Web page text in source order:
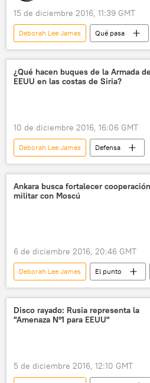
15 de diciembre 2016, 11:39 GMT
Deborah Lee James Qué pasa
EEUU
Afganistán
Vladímir Putin
Dmitri Peskov
Rusia
¿Qué hacen buques de la Armada de
EEUU en las costas de Siria?
10 de diciembre 2016, 16:06 GMT
Deborah Lee James
Defensa
Internacional
🌍 Oriente Medio
América del Norte
mar Mediterráneo
Ankara busca fortalecer cooperación
militar con Moscú
6 de diciembre 2016, 20:46 GMT
Deborah Lee James El punto
Turquía
Alepo
Siria
China
Egipto
Nueva
EEUU
Binali Yildirim
Disco rayado: Rusia representa la
"Amenaza Nº1 para EEUU"
5 de diciembre 2016, 12:10 GMT